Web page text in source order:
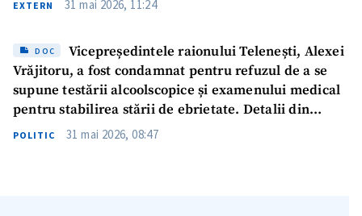
EXTERN 31 mai 2026, 11:24
DOC
Vicepreședintele raionului Telenești, Alexei
Vrăjitoru, a fost condamnat pentru refuzul de a se
supune testării alcoolscopice și examenului medical
pentru stabilirea stării de ebrietate. Detalii din
sentință
POLITIC 31 mai 2026, 08:47